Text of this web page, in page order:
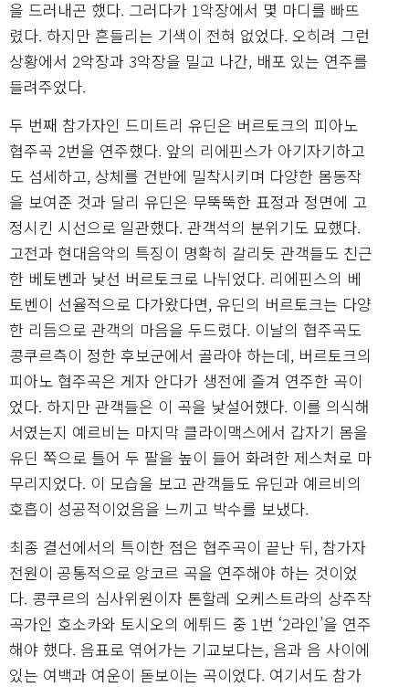
을 드러내곤 했다. 그러다가 1악장에서 몇 마디를 빠뜨
렸다. 하지만 흔들리는 기색이 전혀 없었다. 오히려 그런
상황에서 2악장과 3악장을 밀고 나간, 배포 있는 연주를
들려주었다.
두 번째 참가자인 드미트리 유딘은 버르토크의 피아노
협주곡 2번을 연주했다. 앞의 리에핀스가 아기자기하고
도 섬세하고, 상체를 건반에 밀착시키며 다양한 몸동작
을 보여준 것과 달리 유딘은 무뚝뚝한 표정과 정면에 고
정시킨 시선으로 일관했다. 관객석의 분위기도 묘했다.
고전과 현대음악의 특징이 명확히 갈리듯 관객들도 친근
한 베토벤과 낯선 버르토크로 나뉘었다. 리에핀스의 베
토벤이 선율적으로 다가왔다면, 유딘의 버르토크는 다양
한 리듬으로 관객의 마음을 두드렸다. 이날의 협주곡도
콩쿠르측이 정한 후보군에서 골라야 하는데, 버르토크의
피아노 협주곡은 게자 안다가 생전에 즐겨 연주한 곡이
었다. 하지만 관객들은 이 곡을 낯설어했다. 이를 의식해
서였는지 예르비는 마지막 클라이맥스에서 갑자기 몸을
유딘 쪽으로 틀어 두 팔을 높이 들어 화려한 제스처로 마
무리지었다. 이 모습을 보고 관객들도 유딘과 예르비의
호흡이 성공적이었음을 느끼고 박수를 보냈다.
최종 결선에서의 특이한 점은 협주곡이 끝난 뒤, 참가자
전원이 공통적으로 앙코르 곡을 연주해야 하는 것이었
다. 콩쿠르의 심사위원이자 톤할레 오케스트라의 상주작
곡가인 호소카와 토시오의 에튀드 중 1번 ‘2라인’을 연주
해야 했다. 음표로 엮어가는 기교보다는, 음과 음 사이에
있는 여백과 여운이 돋보이는 곡이었다. 여기서도 참가